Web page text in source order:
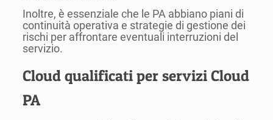
Inoltre, è essenziale che le PA abbiano piani di
continuità operativa e strategie di gestione dei
rischi per affrontare eventuali interruzioni del
servizio.
Cloud qualificati per servizi Cloud
PA